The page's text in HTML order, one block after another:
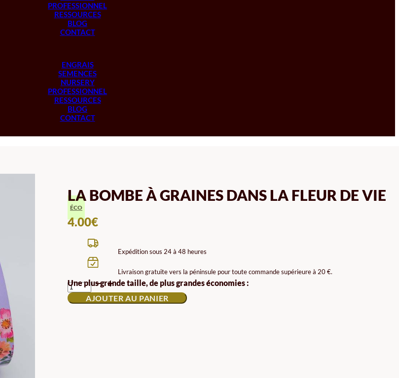
PROFESSIONNEL
RESSOURCES
BLOG
CONTACT
ENGRAIS
SEMENCES
NURSERY
PROFESSIONNEL
RESSOURCES
BLOG
CONTACT
LA BOMBE À GRAINES DANS LA FLEUR DE VIE
ÉCO
4.00€
Expédition sous 24 à 48 heures
Livraison gratuite vers la péninsule pour toute commande supérieure à 20 €.
Une plus grande taille, de plus grandes économies :
QUANTITÉ
DE
LA
BOMBE
AJOUTER AU PANIER